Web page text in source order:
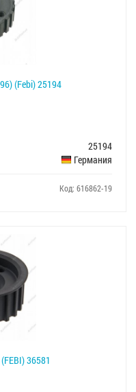
(Febi) 25194
25194
Германия
Код: 616862-19
36581